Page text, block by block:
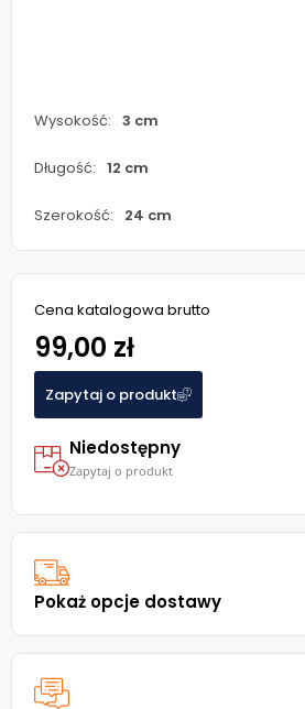
Wysokość: 3 cm
Długość: 12 cm
Szerokość: 24 cm
Cena katalogowa brutto
99,00 zł
Zapytaj o produkt
Niedostępny
Zapytaj o produkt
Pokaż opcje dostawy